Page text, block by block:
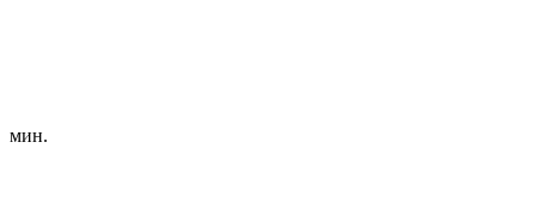
мин.